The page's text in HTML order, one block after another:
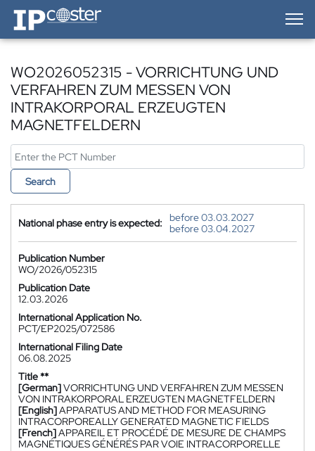
IP-Coster — Home
WO2026052315 - VORRICHTUNG UND
VERFAHREN ZUM MESSEN VON
INTRAKORPORAL ERZEUGTEN
MAGNETFELDERN
Search
National phase entry is expected:
before 03.03.2027
before 03.04.2027
Publication Number
WO/2026/052315
Publication Date
12.03.2026
International Application No.
PCT/EP2025/072586
International Filing Date
06.08.2025
Title **
[German]VORRICHTUNG UND VERFAHREN ZUM MESSEN
VON INTRAKORPORAL ERZEUGTEN MAGNETFELDERN
[English]APPARATUS AND METHOD FOR MEASURING
INTRACORPOREALLY GENERATED MAGNETIC FIELDS
[French]APPAREIL ET PROCÉDÉ DE MESURE DE CHAMPS
MAGNÉTIQUES GÉNÉRÉS PAR VOIE INTRACORPORELLE